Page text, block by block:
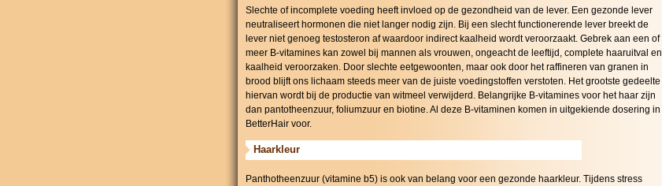
Slechte of incomplete voeding heeft invloed op de gezondheid van de lever. Een gezonde lever
neutraliseert hormonen die niet langer nodig zijn. Bij een slecht functionerende lever breekt de
lever niet genoeg testosteron af waardoor indirect kaalheid wordt veroorzaakt. Gebrek aan een of
meer B-vitamines kan zowel bij mannen als vrouwen, ongeacht de leeftijd, complete haaruitval en
kaalheid veroorzaken. Door slechte eetgewoonten, maar ook door het raffineren van granen in
brood blijft ons lichaam steeds meer van de juiste voedingstoffen verstoten. Het grootste gedeelte
hiervan wordt bij de productie van witmeel verwijderd. Belangrijke B-vitamines voor het haar zijn
dan pantotheenzuur, foliumzuur en biotine. Al deze B-vitaminen komen in uitgekiende dosering in
BetterHair voor.
Haarkleur
Panthotheenzuur (vitamine b5) is ook van belang voor een gezonde haarkleur. Tijdens stress